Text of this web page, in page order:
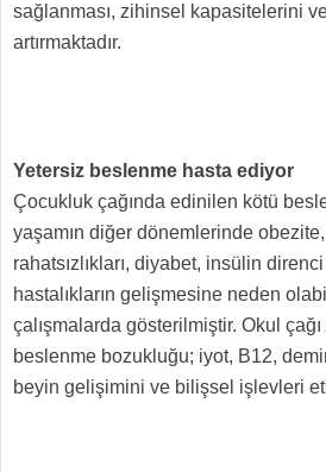
sağlanması, zihinsel kapasitelerini ve
artırmaktadır.
Yetersiz beslenme hasta ediyor
Çocukluk çağında edinilen kötü
yaşamın diğer dönemlerinde
rahatsızlıkları, diyabet, insülin
hastalıkların gelişmesine neden
çalışmalarda gösterilmiştir. Okul çağı
beslenme bozukluğu; iyot, B12,
beyin gelişimini ve bilişsel işlevleri